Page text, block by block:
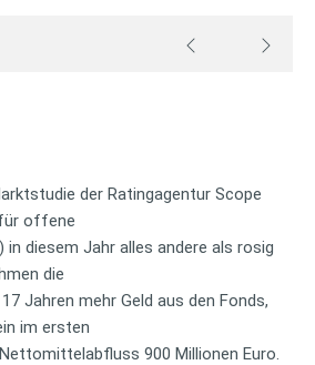
der Ratingagentur Scope
offene
in diesem Jahr alles andere als rosig
die
Jahren mehr Geld aus den Fonds,
im ersten
900 Millionen Euro.